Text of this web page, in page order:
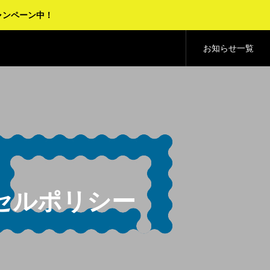
ペーン中！
お知らせ一覧
ルポリシー